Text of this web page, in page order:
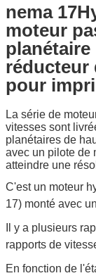
nema
moteur
planétaire
réducteur
pour
La série de
vitesses sont
planétaires de
avec un pilote de
atteindre une
C'est un moteur
17) monté avec
Il y a plusieurs
rapports de
En fonction de